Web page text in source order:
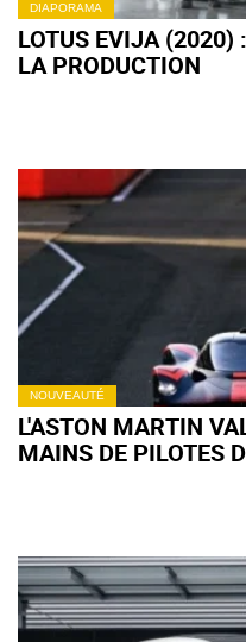
DIAPORAMA
LOTUS EVIJA (2020)
LA PRODUCTION
NOUVEAUTÉ
L'ASTON MARTIN
MAINS DE PILOTES